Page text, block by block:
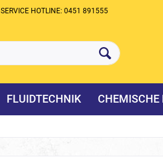
SERVICE HOTLINE: 0451 891555
FLUIDTECHNIK CHEMISCHE